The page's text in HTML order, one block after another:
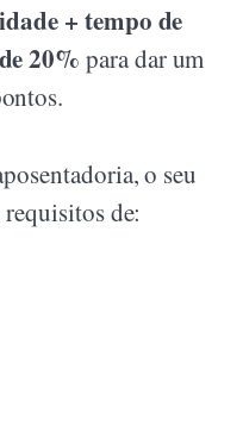
idade + tempo de
20% para dar um
o seu
de: